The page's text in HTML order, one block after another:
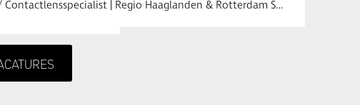
Opticien / Contactlensspecialist | Regio Haaglanden & Rotterdam Saludos uit …